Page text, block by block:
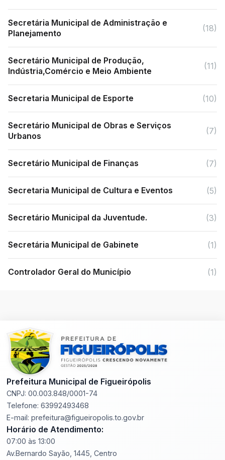
Secretária Municipal de Administração e
Planejamento
(18)
Secretário Municipal de Produção,
Indústria,Comércio e Meio Ambiente
(11)
Secretaria Municipal de Esporte (10)
Secretário Municipal de Obras e Serviços
Urbanos
(7)
Secretário Municipal de Finanças (7)
Secretaria Municipal de Cultura e Eventos (5)
Secretário Municipal da Juventude. (3)
Secretária Municipal de Gabinete (1)
Controlador Geral do Município (1)
Prefeitura Municipal de Figueirópolis
CNPJ: 00.003.848/0001-74
Telefone: 63992493468
E-mail: prefeitura@figueiropolis.to.gov.br
Horário de Atendimento:
07:00 às 13:00
Av.Bernardo Sayão, 1445, Centro